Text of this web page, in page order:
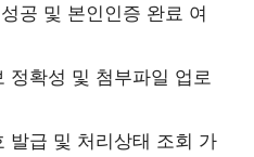
공 및 본인인증 완료 여
정확성 및 첨부파일 업로
발급 및 처리상태 조회 가